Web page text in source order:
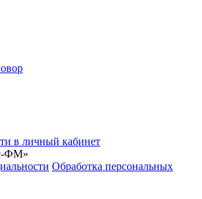
в личный кабинет
ФМ»
Обработка персональных